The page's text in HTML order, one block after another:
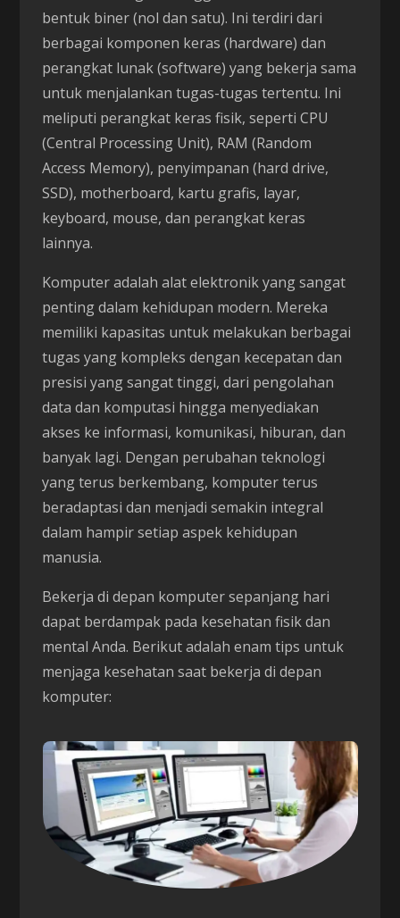
bentuk biner (nol dan satu). Ini terdiri dari
berbagai komponen keras (hardware) dan
perangkat lunak (software) yang bekerja sama
untuk menjalankan tugas-tugas tertentu. Ini
meliputi perangkat keras fisik, seperti CPU
(Central Processing Unit), RAM (Random
Access Memory), penyimpanan (hard drive,
SSD), motherboard, kartu grafis, layar,
keyboard, mouse, dan perangkat keras
lainnya.
Komputer adalah alat elektronik yang sangat
penting dalam kehidupan modern. Mereka
memiliki kapasitas untuk melakukan berbagai
tugas yang kompleks dengan kecepatan dan
presisi yang sangat tinggi, dari pengolahan
data dan komputasi hingga menyediakan
akses ke informasi, komunikasi, hiburan, dan
banyak lagi. Dengan perubahan teknologi
yang terus berkembang, komputer terus
beradaptasi dan menjadi semakin integral
dalam hampir setiap aspek kehidupan
manusia.
Bekerja di depan komputer sepanjang hari
dapat berdampak pada kesehatan fisik dan
mental Anda. Berikut adalah enam tips untuk
menjaga kesehatan saat bekerja di depan
komputer: